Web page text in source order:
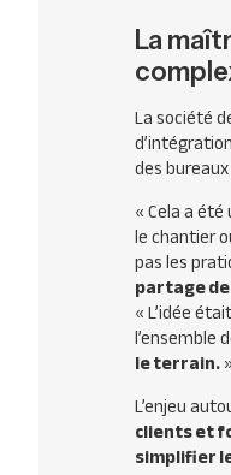
La
La société
des
«Cela a été
le chantier
pas les
partage
«L’idée
l’ensemble
le terrain.»
L’enjeu
clients et
simplifier